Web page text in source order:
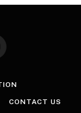
CONTACT US